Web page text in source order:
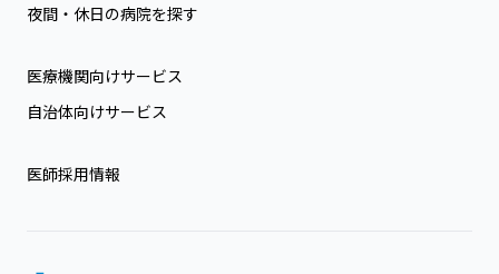
夜間・休日の病院を探す
医療機関向けサービス
自治体向けサービス
医師採用情報